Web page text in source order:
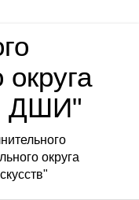
ДШИ"
округа